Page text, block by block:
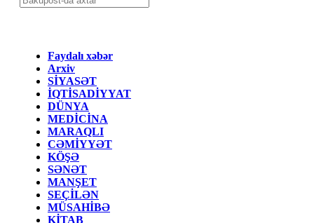
Faydalı xəbər
Arxiv
SİYASƏT
İQTİSADİYYAT
DÜNYA
MEDİCİNA
MARAQLI
CƏMİYYƏT
KÖŞƏ
SƏNƏT
MANŞET
SEÇİLƏN
MÜSAHİBƏ
KİTAB